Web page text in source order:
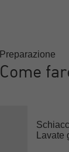
Preparazione
Come
Lavate